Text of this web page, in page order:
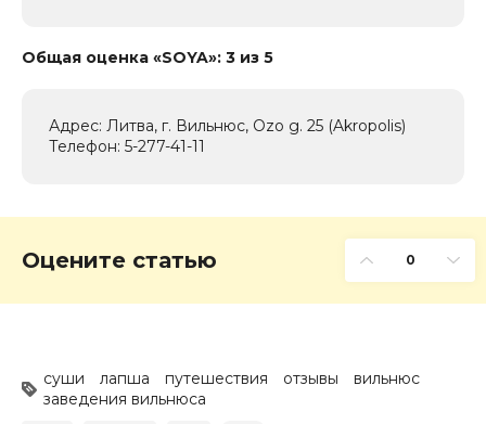
Общая оценка «SOYA»: 3 из 5
Адрес: Литва, г. Вильнюс, Ozo g. 25 (Akropolis)
Телефон: 5-277-41-11
Оцените статью 0
суши лапша путешествия отзывы
вильнюс
заведения вильнюса